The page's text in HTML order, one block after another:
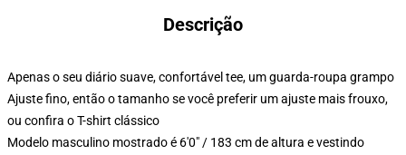
Descrição
Apenas o seu diário suave, confortável tee, um guarda-roupa grampo
Ajuste fino, então o tamanho se você preferir um ajuste mais frouxo,
ou confira o T-shirt clássico
Modelo masculino mostrado é 6'0" / 183 cm de altura e vestindo